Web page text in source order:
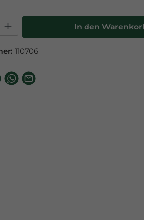
Gib den gewünschten Wert ein oder
In den
110706